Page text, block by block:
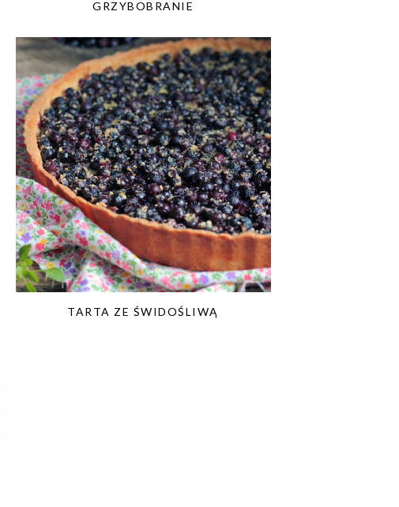
GRZYBOBRANIE
TARTA ZE ŚWIDOŚLIWĄ